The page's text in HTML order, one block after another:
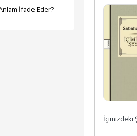
İfade Eder?
İçimizdeki